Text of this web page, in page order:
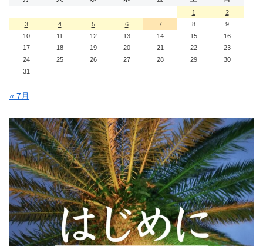
1
2
3
4 5 6 7 8
9
10
11 12 13 14 15
16
17
18 19 20 21 22
23
24
25 26 27 28 29
30
31
« 7月